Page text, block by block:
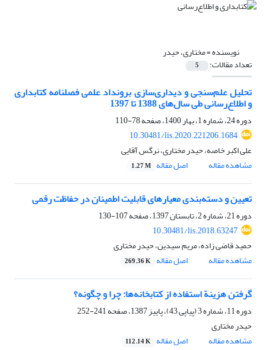
نویسنده =مختاری، حیدر
تعداد مقالات: 5
تحلیل علم‌سنجی و دیداری‌سازی برونداد علمی فصلنامه کتابداری
و اطلاع‌رسانی طی سال‌های 1388 تا 1397
دوره 24، شماره 1، بهار 1400، صفحه
78-110
10.30481/lis.2020.221206.1684
علی اکبر خاصه، حیدر مختاری، نرگس آقایی
مشاهده مقاله
اصل مقاله 1.27 M
تعیین و دسته‌بندی معیارهای قابلیت اطمینان در حفاظت رقمی
دوره 21، شماره 2، تابستان 1397، صفحه
107-130
10.30481/lis.2018.63247
حمید قاضی زاده، مریم سیدین، حیدر مختاری
مشاهده مقاله
اصل مقاله 269.36 K
گرفتن هزینة استفاده از کتابخانه‌ها: چرا و چگونه؟
دوره 11، شماره 3 (پیاپی 43)، پاییز 1387، صفحه
241-252
حیدر مختاری
مشاهده مقاله
اصل مقاله 112.14 K